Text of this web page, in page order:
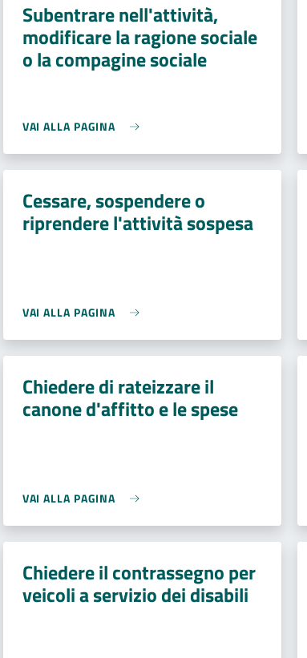
Subentrare nell'attività,
modificare la ragione sociale
o la compagine sociale
VAI ALLA PAGINA
Cessare, sospendere o
riprendere l'attività sospesa
VAI ALLA PAGINA
Chiedere di rateizzare il
canone d'affitto e le spese
VAI ALLA PAGINA
Chiedere il contrassegno per
veicoli a servizio dei disabili